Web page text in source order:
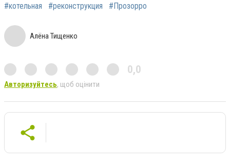
#котельная #реконструкция #Прозорро
Алёна Тищенко
0,0
Авторизуйтесь, щоб оцінити